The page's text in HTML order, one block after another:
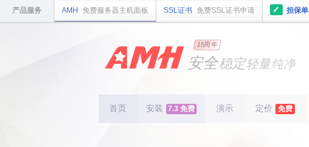
产品服务 AMH 免费服务器主机面板 SSL证书 免费SSL证书申请 ✓ 担保单
15周年
国内领先
安全稳定轻量纯净
首页 安装 7.3 免费 演示 定价 免费